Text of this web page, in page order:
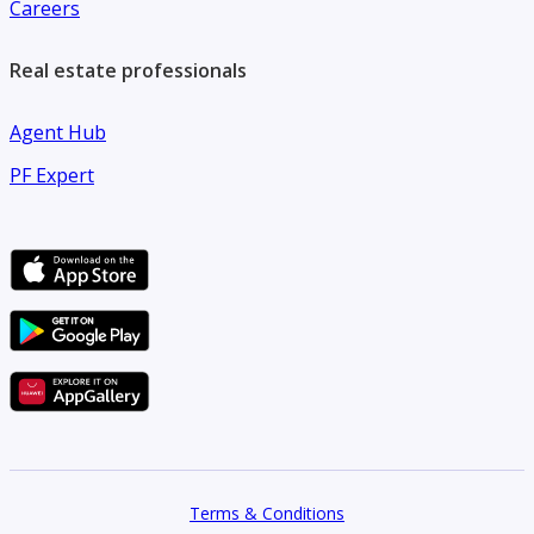
9,500,000 جنيه بدون عفش
Careers
Real estate professionals
Agent Hub
PF Expert
Terms & Conditions